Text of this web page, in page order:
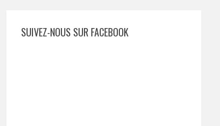
SUIVEZ-NOUS SUR FACEBOOK